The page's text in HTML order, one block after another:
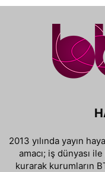
2013 yılında yayın
amacı; iş dünyası
kurarak kurumların